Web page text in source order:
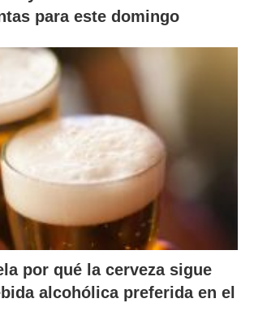
para este domingo
por qué la cerveza sigue
alcohólica preferida en el